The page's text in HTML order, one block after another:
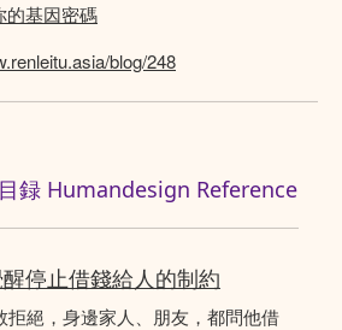
的基因密碼
blog/248
録 Humandesign Reference
停止借錢給人的制約
拒絕，身邊家人、朋友，都問他借